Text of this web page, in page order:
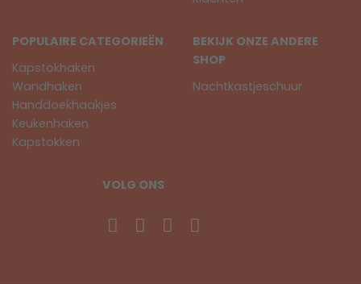
POPULAIRE CATEGORIEËN
Kapstokhaken
Wandhaken
Handdoekhaakjes
Keukenhaken
Kapstokken
BEKIJK ONZE ANDERE
SHOP
Nachtkastjeschuur
VOLG ONS